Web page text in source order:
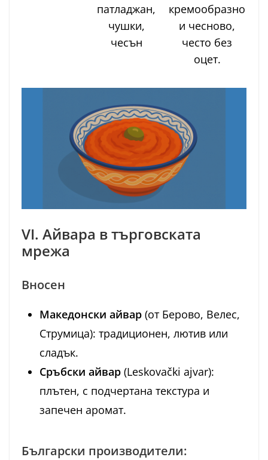
патладжан,
чушки,
чесън
кремообразно
и чесново,
често без
оцет.
VI. Айвара в търговската
мрежа
Вносен
Македонски айвар (от Берово, Велес,
Струмица): традиционен, лютив или
сладък.
Сръбски айвар (Leskovački ajvar):
плътен, с подчертана текстура и
запечен аромат.
Български производители: